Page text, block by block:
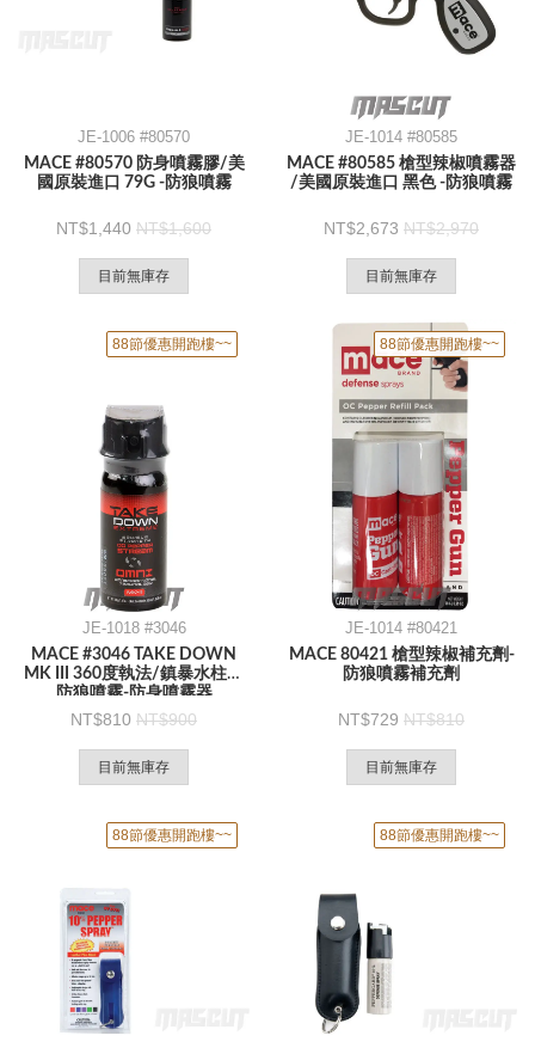
JE-1006 #80570
MACE #80570 防身噴霧膠/美
國原裝進口 79G -防狼噴霧
1,440 1,600
目前無庫存
JE-1014 #80585
MACE #80585 槍型辣椒噴霧器
/美國原裝進口 黑色 -防狼噴霧
2,673 2,970
目前無庫存
88節優惠開跑樓~~
JE-1018 #3046
MACE #3046 TAKE DOWN
MK III 360度執法/鎮暴水柱型
防狼噴霧-防身噴霧器
810 900
目前無庫存
88節優惠開跑樓~~
JE-1014 #80421
MACE 80421 槍型辣椒補充劑-
防狼噴霧補充劑
729 810
目前無庫存
88節優惠開跑樓~~ 88節優惠開跑樓~~